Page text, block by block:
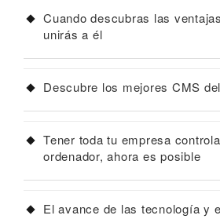
Cuando descubras las
unirás a él
Descubre los mejores CMS
Tener toda tu empresa
ordenador, ahora es posible
El avance de las tecnología y